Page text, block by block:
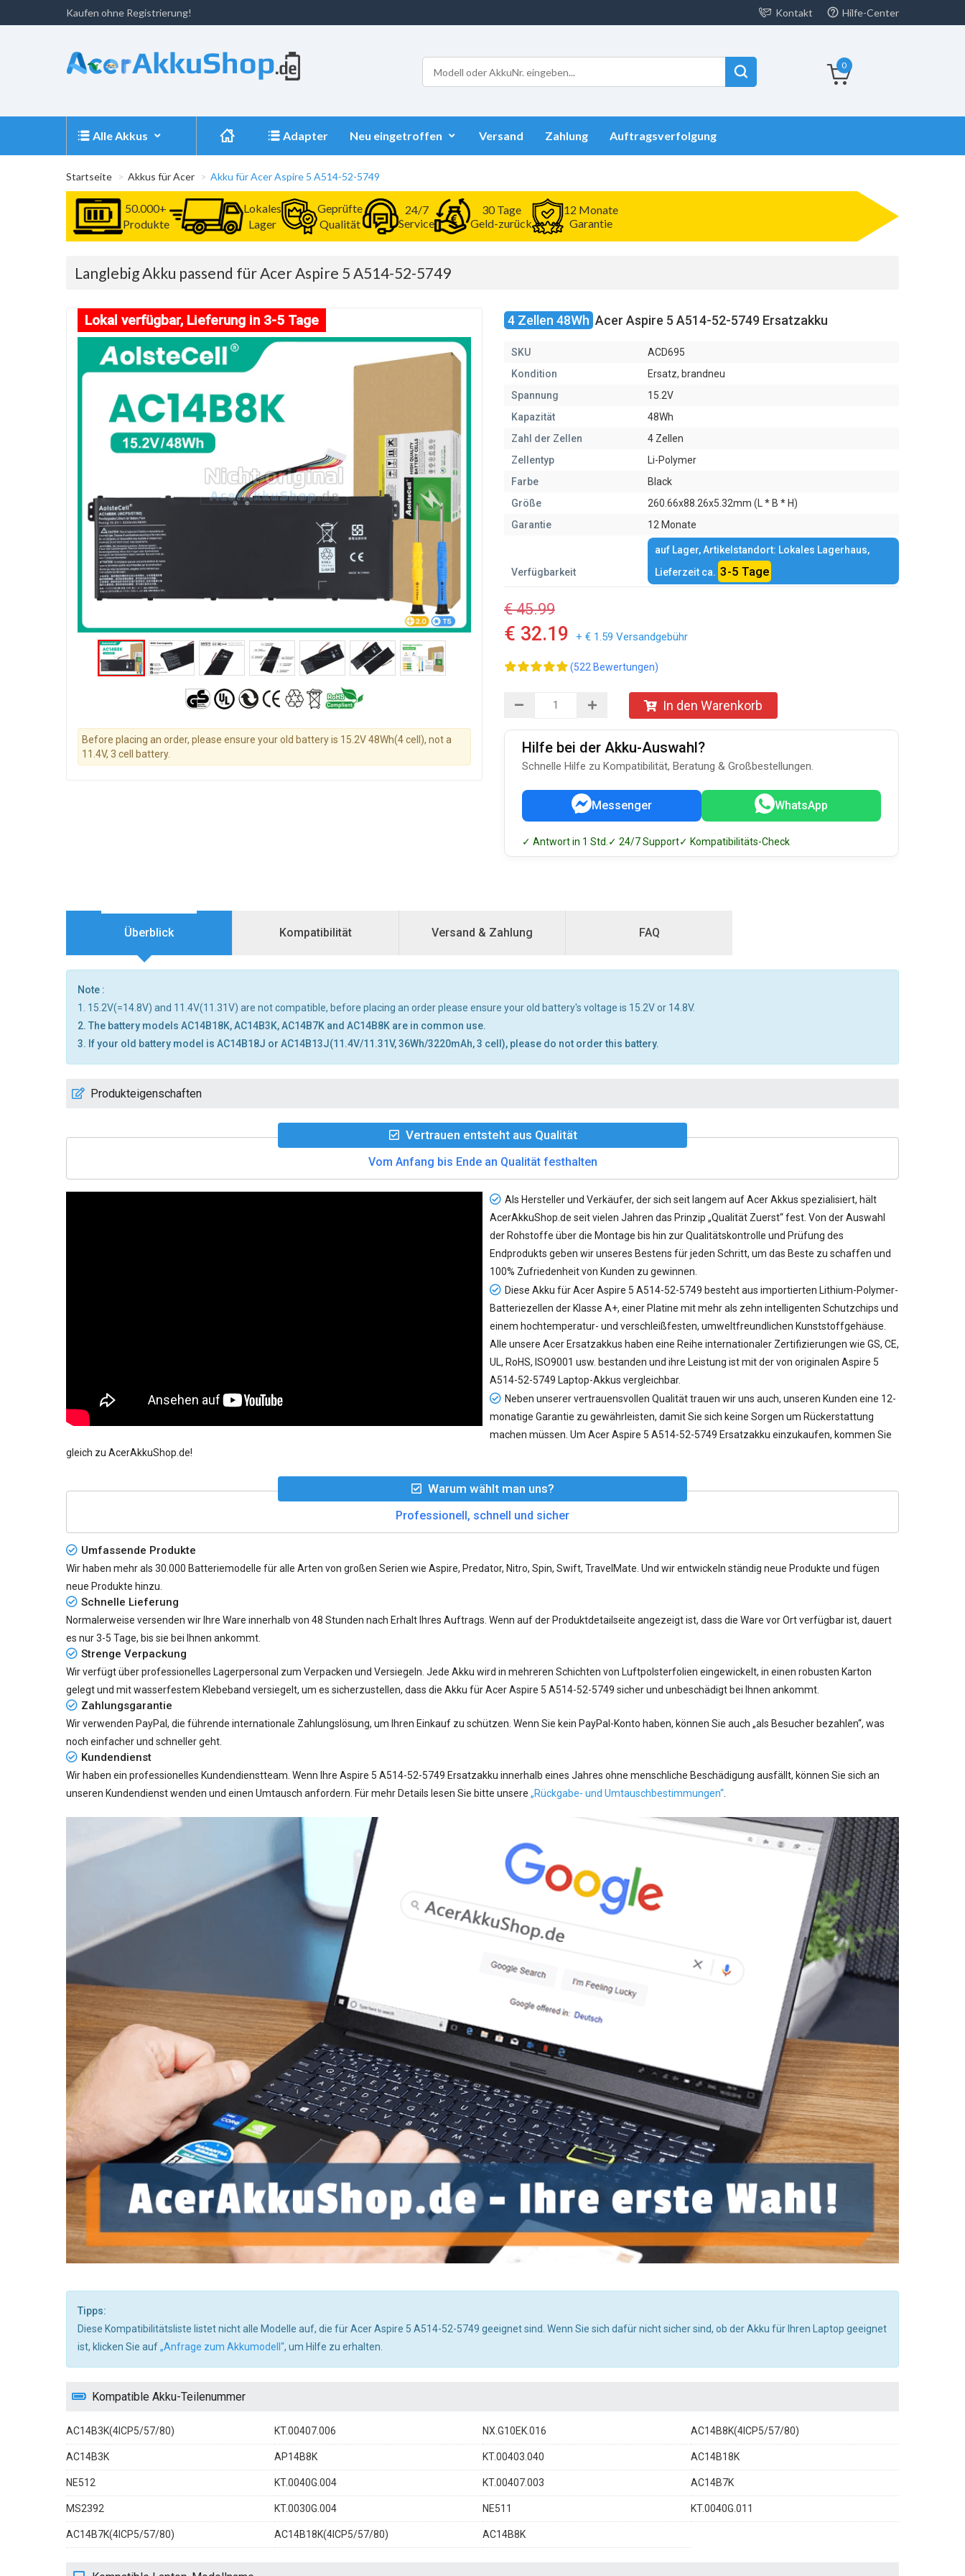
Kaufen ohne Registrierung! Kontakt Hilfe-Center
0
Alle Akkus Adapter Neu eingetroffen Versand Zahlung Auftragsverfolgung
Startseite Akkus für Acer Akku für Acer Aspire 5 A514-52-5749
50.000+
Produkte
Lokales
Lager
Geprüfte
Qualität
24/7
Service
30 Tage
Geld-zurück
12 Monate
Garantie
Langlebig Akku passend für Acer Aspire 5 A514-52-5749
Before placing an order, please ensure your old battery is 15.2V 48Wh(4 cell), not a
11.4V, 3 cell battery.
Lokal verfügbar, Lieferung in 3-5 Tage 4 Zellen 48Wh Acer Aspire 5 A514-52-5749 Ersatzakku
SKU
ACD695
Kondition
Ersatz, brandneu
Spannung
15.2V
Kapazität
48Wh
Zahl der Zellen
4 Zellen
Zellentyp
Li-Polymer
Farbe
Black
Größe
260.66x88.26x5.32mm (L * B * H)
Garantie
12 Monate
Verfügbarkeit
auf Lager, Artikelstandort: Lokales Lagerhaus,
Lieferzeit ca. 3-5 Tage
€ 45.99
€ 32.19 + € 1.59 Versandgebühr
(522 Bewertungen)
In den Warenkorb
Hilfe bei der Akku-Auswahl?
Schnelle Hilfe zu Kompatibilität, Beratung & Großbestellungen.
Messenger WhatsApp
✓ Antwort in 1 Std. ✓ 24/7 Support✓ Kompatibilitäts-Check
Überblick Kompatibilität Versand & Zahlung FAQ
Note :
1. 15.2V(=14.8V) and 11.4V(11.31V) are not compatible, before placing an order please ensure your old battery's voltage is 15.2V or 14.8V.
2. The battery models AC14B18K, AC14B3K, AC14B7K and AC14B8K are in common use.
3. If your old battery model is AC14B18J or AC14B13J(11.4V/11.31V, 36Wh/3220mAh, 3 cell), please do not order this battery.
Produkteigenschaften
Vertrauen entsteht aus Qualität
Vom Anfang bis Ende an Qualität festhalten
Als Hersteller und Verkäufer, der sich seit langem auf Acer Akkus spezialisiert, hält
AcerAkkuShop.de seit vielen Jahren das Prinzip „Qualität Zuerst“ fest. Von der Auswahl
der Rohstoffe über die Montage bis hin zur Qualitätskontrolle und Prüfung des
Endprodukts geben wir unseres Bestens für jeden Schritt, um das Beste zu schaffen und
100% Zufriedenheit von Kunden zu gewinnen.
Diese Akku für Acer Aspire 5 A514-52-5749 besteht aus importierten Lithium-Polymer-
Batteriezellen der Klasse A+, einer Platine mit mehr als zehn intelligenten Schutzchips und
einem hochtemperatur- und verschleißfesten, umweltfreundlichen Kunststoffgehäuse.
Alle unsere Acer Ersatzakkus haben eine Reihe internationaler Zertifizierungen wie GS, CE,
UL, RoHS, ISO9001 usw. bestanden und ihre Leistung ist mit der von originalen Aspire 5
A514-52-5749 Laptop-Akkus vergleichbar.
Neben unserer vertrauensvollen Qualität trauen wir uns auch, unseren Kunden eine 12-
monatige Garantie zu gewährleisten, damit Sie sich keine Sorgen um Rückerstattung
machen müssen. Um Acer Aspire 5 A514-52-5749 Ersatzakku einzukaufen, kommen Sie
gleich zu AcerAkkuShop.de!
Warum wählt man uns?
Professionell, schnell und sicher
Umfassende Produkte
Wir haben mehr als 30.000 Batteriemodelle für alle Arten von großen Serien wie Aspire, Predator, Nitro, Spin, Swift, TravelMate. Und wir entwickeln ständig neue Produkte und fügen
neue Produkte hinzu.
Schnelle Lieferung
Normalerweise versenden wir Ihre Ware innerhalb von 48 Stunden nach Erhalt Ihres Auftrags. Wenn auf der Produktdetailseite angezeigt ist, dass die Ware vor Ort verfügbar ist, dauert
es nur3-5 Tage, bis sie bei Ihnen ankommt.
Strenge Verpackung
Wir verfügt über professionelles Lagerpersonal zum Verpacken und Versiegeln. Jede Akku wird in mehreren Schichten von Luftpolsterfolien eingewickelt, in einen robusten Karton
gelegt und mit wasserfestem Klebeband versiegelt, um es sicherzustellen, dass die Akku für Acer Aspire 5 A514-52-5749 sicher und unbeschädigt bei Ihnen ankommt.
Zahlungsgarantie
Wir verwenden PayPal, die führende internationale Zahlungslösung, um Ihren Einkauf zu schützen. Wenn Sie kein PayPal-Konto haben, können Sie auch „als Besucher bezahlen“, was
noch einfacher und schneller geht.
Kundendienst
Wir haben ein professionelles Kundendienstteam. Wenn Ihre Aspire 5 A514-52-5749 Ersatzakku innerhalb eines Jahres ohne menschliche Beschädigung ausfällt, können Sie sich an
unseren Kundendienst wenden und einen Umtausch anfordern. Für mehr Details lesen Sie bitte unsere „Rückgabe- und Umtauschbestimmungen“
Tipps:
Diese Kompatibilitätsliste listet nicht alle Modelle auf, die für Acer Aspire 5 A514-52-5749 geeignet sind. Wenn Sie sich dafür nicht sicher sind, ob der Akku für Ihren Laptop geeignet
ist, klicken Sie auf„Anfrage zum Akkumodell“, um Hilfe zu erhalten.
Kompatible Akku-Teilenummer
AC14B3K(4ICP5/57/80) KT.00407.006 NX.G10EK.016 AC14B8K(4ICP5/57/80)
AC14B3K AP14B8K KT.00403.040 AC14B18K
NE512 KT.0040G.004 KT.00407.003 AC14B7K
MS2392 KT.0030G.004 NE511 KT.0040G.011
AC14B7K(4ICP5/57/80) AC14B18K(4ICP5/57/80) AC14B8K